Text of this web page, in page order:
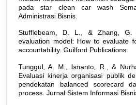
pada star clean car wash
Administrasi Bisnis.
Stufflebeam, D. L., & Zhang, G.
evaluation model: How to evaluate
accountability. Guilford Publications.
Tunggul, A. M., Isnanto, R., &
Evaluasi kinerja organisasi publik
pendekatan balanced scorecard
process. Jurnal Sistem Informasi